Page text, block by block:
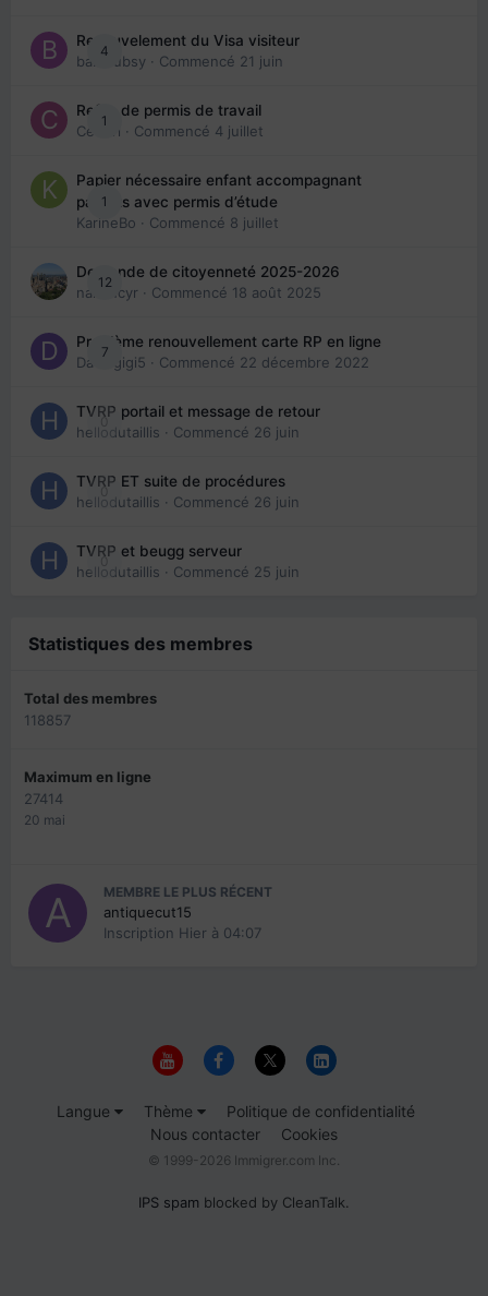
4
Renouvelement du Visa visiteur
babibubsy · Commencé 21 juin
1
Refus de permis de travail
Cedbri · Commencé 4 juillet
1
Papier nécessaire enfant accompagnant
parents avec permis d’étude
KarineBo · Commencé 8 juillet
12
Demande de citoyenneté 2025-2026
nanancyr · Commencé 18 août 2025
7
Problème renouvellement carte RP en ligne
Davidgigi5 · Commencé 22 décembre 2022
0
TVRP portail et message de retour
hellodutaillis · Commencé 26 juin
0
TVRP ET suite de procédures
hellodutaillis · Commencé 26 juin
0
TVRP et beugg serveur
hellodutaillis · Commencé 25 juin
Statistiques des membres
Total des membres
118857
Maximum en ligne
27414
20 mai
MEMBRE LE PLUS RÉCENT
antiquecut15
Inscription Hier à 04:07
Langue Thème
Politique de confidentialité
Nous contacter
Cookies
© 1999-2026 Immigrer.com Inc.
IPS spam blocked by CleanTalk.